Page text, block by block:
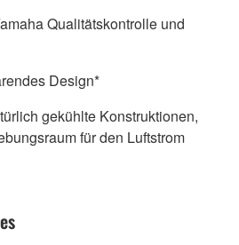
Qualitätskontrolle und
Design*
gekühlte Konstruktionen,
für den Luftstrom